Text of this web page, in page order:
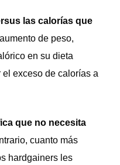
las calorías que
de peso,
en su dieta
exceso de calorías a
que no necesita
cuanto más
hardgainers les